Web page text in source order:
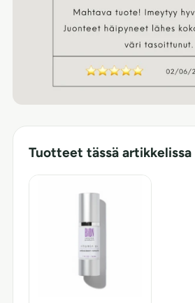
Tuotteet tässä artikkelissa